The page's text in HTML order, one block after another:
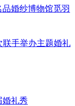
婚纱博物馆觅羽
联手举办主题婚礼
婚礼秀